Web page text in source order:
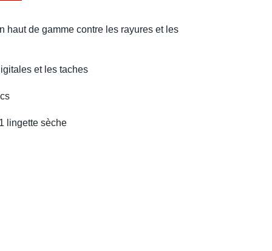
haut de gamme contre les rayures et les
et les taches
lingette sèche